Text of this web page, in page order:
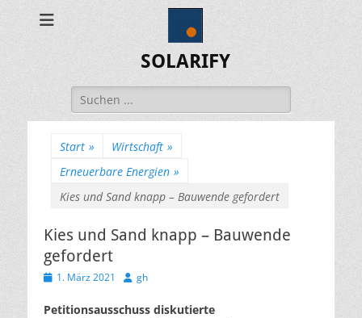
SOLARIFY
Suchen
nach:
Start » Wirtschaft »
Erneuerbare Energien »
Kies und Sand knapp – Bauwende gefordert
Kies und Sand knapp – Bauwende
gefordert
Veröffentlicht
1. März 2021 Autor
gh
Petitionsausschuss diskutierte